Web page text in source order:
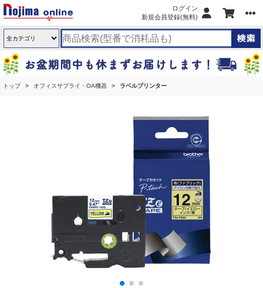
ログイン
新規会員登録(無料)
トップ オフィスサプライ・OA機器 ラベルプリンター